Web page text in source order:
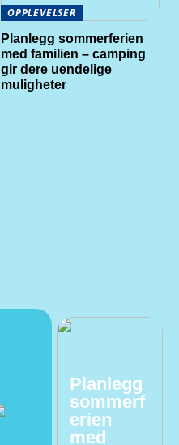
OPPLEVELSER
Planlegg sommerferien
med familien – camping
gir dere uendelige
muligheter
Planlegg
sommerf
erien
med